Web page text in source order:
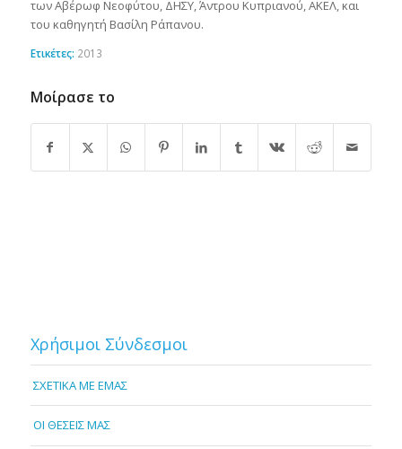
των Αβέρωφ Νεοφύτου, ΔΗΣΥ, Άντρου Κυπριανού, ΑΚΕΛ, και
του καθηγητή Βασίλη Ράπανου.
Ετικέτες: 2013
Μοίρασε το
Χρήσιμοι Σύνδεσμοι
ΣΧΕΤΙΚΑ ΜΕ ΕΜΑΣ
OI ΘΕΣΕΙΣ ΜΑΣ